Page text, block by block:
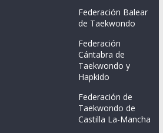
Federación Balear
de Taekwondo
Federación
Cántabra de
Taekwondo y
Hapkido
Federación de
Taekwondo de
Castilla La-Mancha